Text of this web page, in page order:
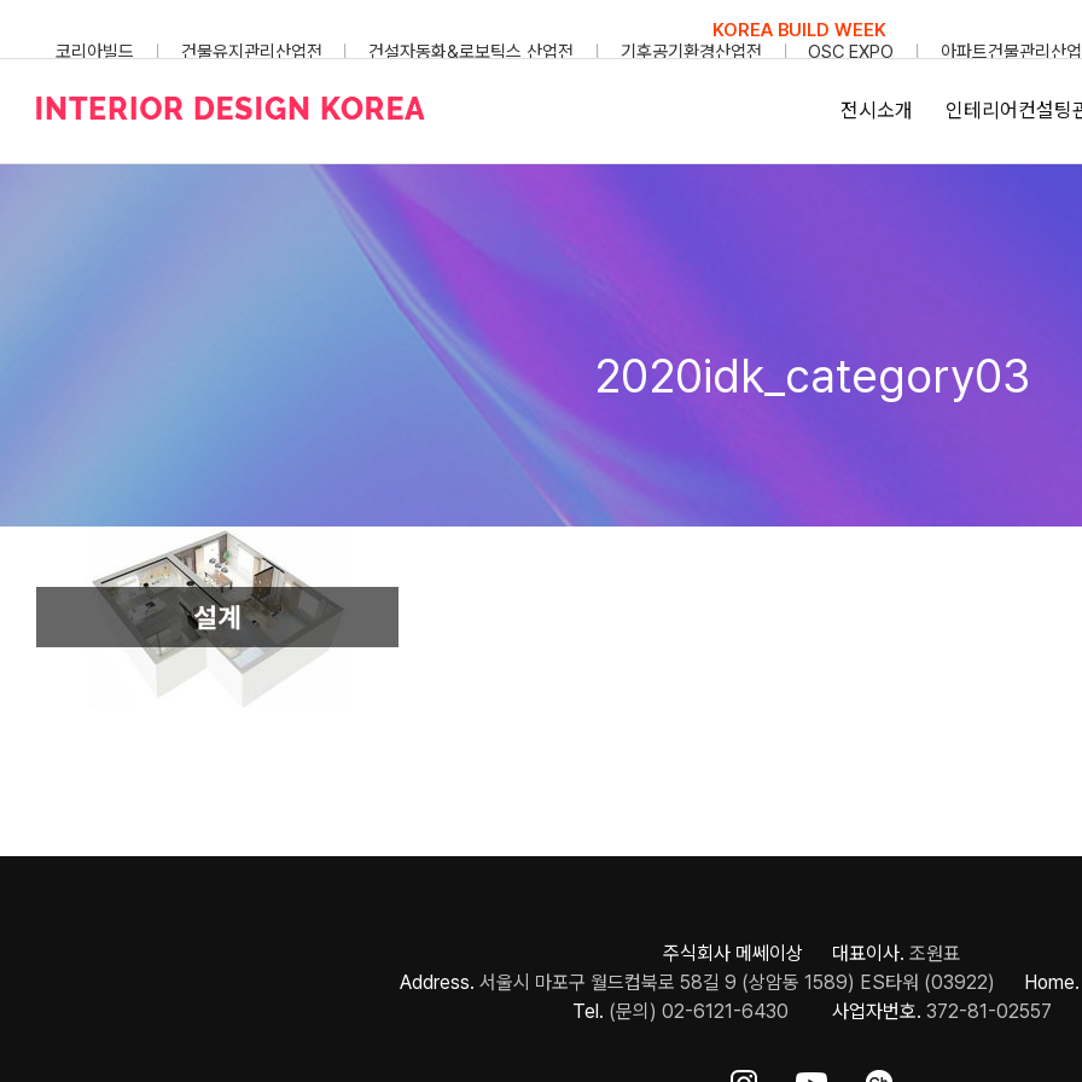
KOREA BUILD WEEK
코리아빌드
건물유지관리산업전 건설자동화&로보틱스 산업전 기후공기환경산업전 OSC EXPO 아파트건물관리산
전시소개 인테리어컨설팅
2020idk_category03
주식회사 메쎄이상 대표이사. 조원표
Address. 서울시 마포구 월드컵북로 58길 9 (상암동 1589) ES타워 (03922) Home.
Tel. (문의) 02-6121-6430 사업자번호. 372-81-02557